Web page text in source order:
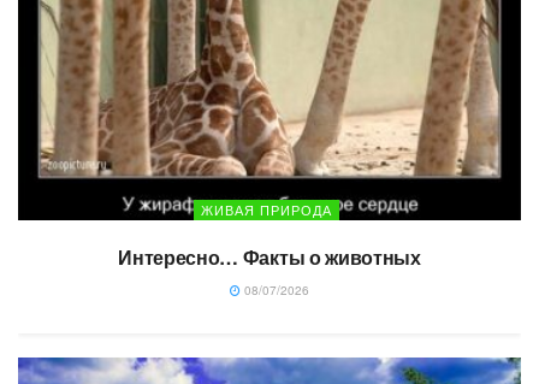
ЖИВАЯ ПРИРОДА
Интересно… Факты о животных
08/07/2026